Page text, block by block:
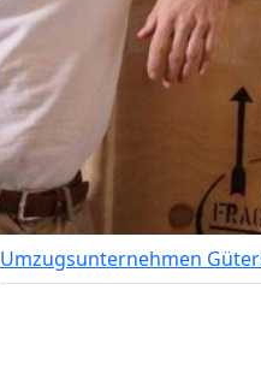
Umzugsunternehmen